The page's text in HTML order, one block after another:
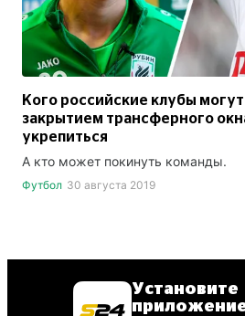
Кого российские клубы
закрытием трансферного
укрепиться
А кто может покинуть команды.
Футбол 30 августа 2019
Установите